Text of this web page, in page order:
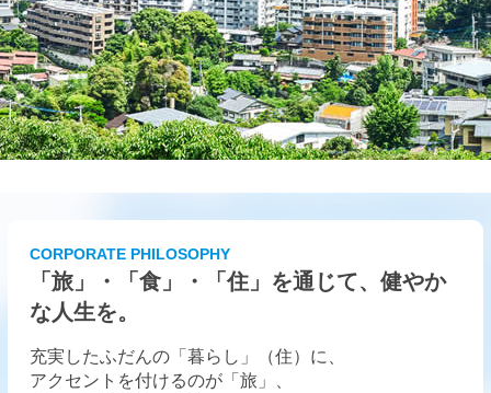
CORPORATE PHILOSOPHY
「旅」・「食」・「住」を通じて、健やか
な人生を。
充実したふだんの「暮らし」（住）に、
アクセントを付けるのが「旅」、